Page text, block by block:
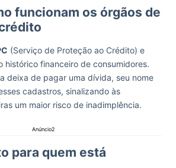
funcionam os órgãos de
(Serviço de Proteção ao Crédito) e
histórico financeiro de consumidores.
deixa de pagar uma dívida, seu nome
cadastros, sinalizando às
um maior risco de inadimplência.
Anúncio2
para quem está